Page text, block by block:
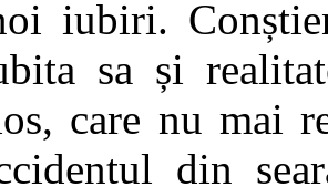
iubiri.
sa și
care nu mai
din